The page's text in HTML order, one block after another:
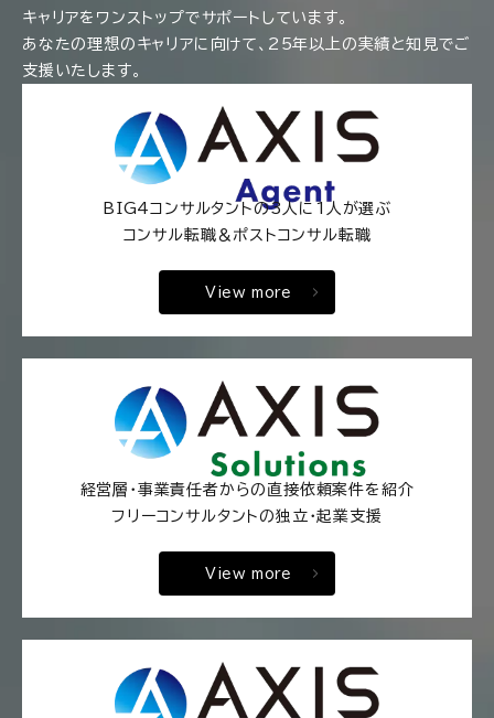
キャリアをワンストップでサポートしています。
あなたの理想のキャリアに向けて、25年以上の実績と知見でご
支援いたします。
BIG4コンサルタントの3人に1人が選ぶ
コンサル転職＆ポストコンサル転職
View more
経営層・事業責任者からの直接依頼案件を紹介
フリーコンサルタントの独立・起業支援
View more